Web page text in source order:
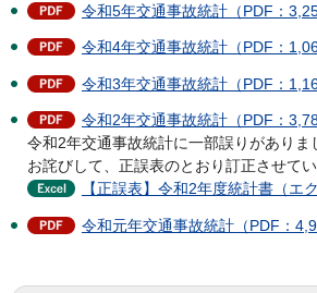
令和5年交通事故統計（PDF：
令和4年交通事故統計（PDF：
令和3年交通事故統計（PDF：
令和2年交通事故統計（PDF：
令和2年交通事故統計に一部誤りがありま
お詫びして、正誤表のとおり訂正させてい
【正誤表】令和2年度統計書（エ
令和元年交通事故統計（PDF：